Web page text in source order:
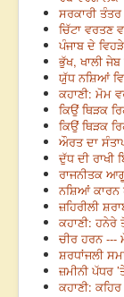
ਸਰਕਾਰੀ
ਚਿੱਟਾ ਵਰਤਣ
ਪੰਜਾਬ ਦੇ
ਭੁੱਖ, ਖਾਲੀ
ਯੁੱਧ ਨਸ਼ਿਆਂ
ਕਹਾਣੀ: ਮੋਮ
ਕਿਉਂ ਥਿੜਕ
ਕਿਉਂ ਥਿੜਕ
ਔਰਤ ਦਾ
ਦੁੱਧ ਦੀ ਰਾਖੀ
ਰਾਜਨੀਤਕ
ਨਸ਼ਿਆਂ ਕਾਰਨ
ਜ਼ਹਿਰੀਲੀ
ਕਹਾਣੀ: ਹਨੇਰੇ
ਚੀਰ ਹਰਨ ---
ਸ਼ਰਧਾਂਜਲੀ
ਜ਼ਮੀਨੀ ਪੱਧਰ
ਕਹਾਣੀ: